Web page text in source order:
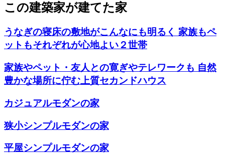
この建築家が建てた家
うなぎの寝床の敷地がこんなにも明るく 家族もペ
ットもそれぞれが心地よい２世帯
家族やペット・友人との寛ぎやテレワークも 自然
豊かな場所に佇む上質セカンドハウス
カジュアルモダンの家
狭小シンプルモダンの家
平屋シンプルモダンの家